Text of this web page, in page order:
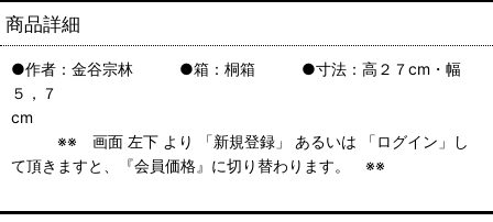
商品詳細
●作者：金谷宗林 ●箱：桐箱 ●寸法：高２７cm・幅
５，７
cm
※※ 画面 左下 より 「新規登録」 あるいは 「ログイン」し
て頂きますと、『会員価格』に切り替わります。 ※※